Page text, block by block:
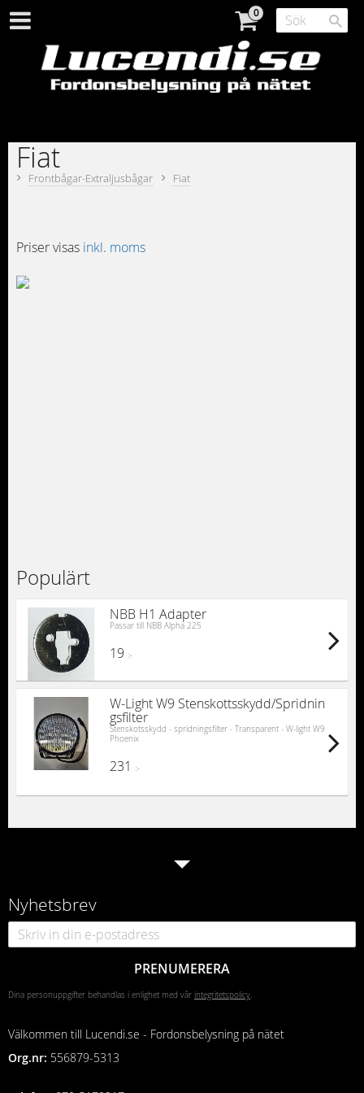
Fiat
Frontbågar-Extraljusbågar Fiat
Priser visas inkl. moms
Populärt
NBB H1 Adapter
Passar till NBB Alpha 225
19 :-
W-Light W9 Stenskottsskydd/Spridnin
gsfilter
Stenskotsskydd - spridningsfilter - Transparent - W-light W9
Phoenix
231 :-
Nyhetsbrev
PRENUMERERA
Dina personuppgifter behandlas i enlighet med vår integritetspolicy.
Välkommen till Lucendi.se - Fordonsbelysning på nätet
Org.nr: 556879-5313